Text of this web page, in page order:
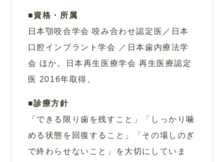
資格・所属
日本顎咬合学会 咬み合わせ認定医／日本
口腔インプラント学会 ／日本歯内療法学
会 ほか。日本再生医療学会 再生医療認定
医 2016年取得。
診療方針
「できる限り歯を残すこと」「しっかり噛
める状態を回復すること」「その場しのぎ
で終わらせないこと」を大切にしていま